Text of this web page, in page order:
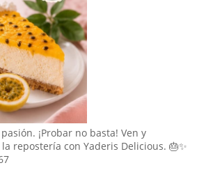
¡Probar no basta! Ven y
repostería con Yaderis Delicious. 🎂✨